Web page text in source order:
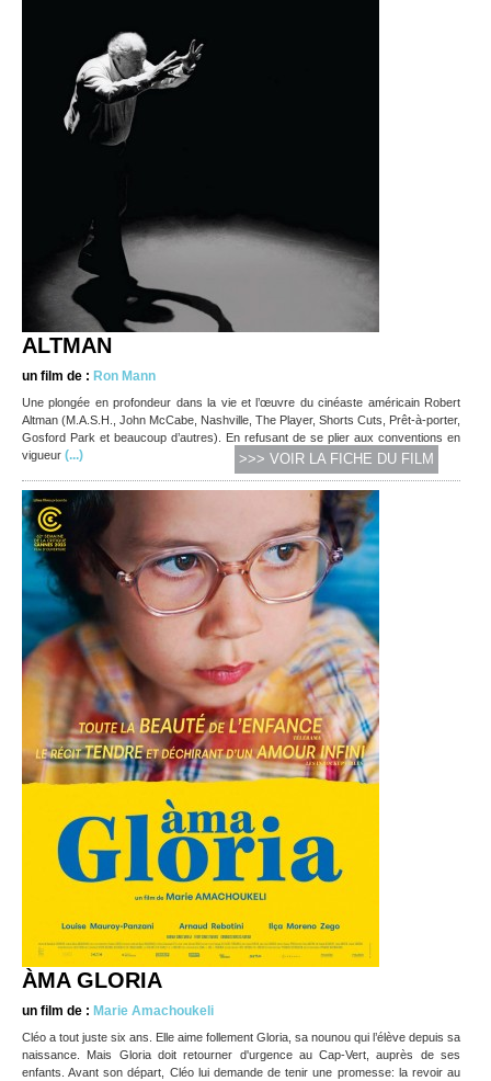
ALTMAN
un film de : Ron Mann
Une plongée en profondeur dans la vie et l’œuvre du cinéaste américain Robert
Altman (M.A.S.H., John McCabe, Nashville, The Player, Shorts Cuts, Prêt-à-porter,
Gosford Park et beaucoup d’autres). En refusant de se plier aux conventions en
vigueur (...) >>> VOIR LA FICHE DU FILM
ÀMA GLORIA
un film de : Marie Amachoukeli
Cléo a tout juste six ans. Elle aime follement Gloria, sa nounou qui l’élève depuis sa
naissance. Mais Gloria doit retourner d'urgence au Cap-Vert, auprès de ses
enfants. Avant son départ, Cléo lui demande de tenir une promesse: la revoir au